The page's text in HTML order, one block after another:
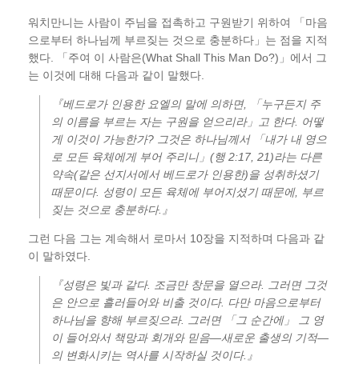
워치만니는 사람이 주님을 접촉하고 구원받기 위하여 「마음
으로부터 하나님께 부르짖는 것으로 충분하다」는 점을 지적
했다. 「주여 이 사람은(What Shall This Man Do?)」에서 그
는 이것에 대해 다음과 같이 말했다.
『베드로가 인용한 요엘의 말에 의하면, 「누구든지 주
의 이름을 부르는 자는 구원을 얻으리라」고 한다. 어떻
게 이것이 가능한가? 그것은 하나님께서 「내가 내 영으
로 모든 육체에게 부어 주리니」(행 2:17, 21)라는 다른
약속(같은 선지서에서 베드로가 인용한)을 성취하셨기
때문이다. 성령이 모든 육체에 부어지셨기 때문에, 부르
짖는 것으로 충분하다.』
그런 다음 그는 계속해서 로마서 10장을 지적하며 다음과 같
이 말하였다.
『성령은 빛과 같다. 조금만 창문을 열으라. 그러면 그것
은 안으로 흘러들어와 비출 것이다. 다만 마음으로부터
하나님을 향해 부르짖으라. 그러면 「그 순간에」 그 영
이 들어와서 책망과 회개와 믿음―새로운 출생의 기적―
의 변화시키는 역사를 시작하실 것이다.』